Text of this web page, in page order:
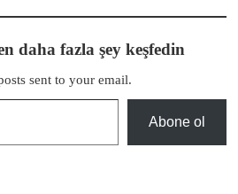
daha fazla şey keşfedin
sent to your email.
Abone ol